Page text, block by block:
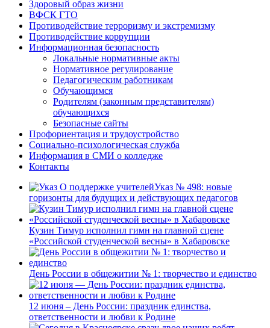
Здоровый образ жизни
ВФСК ГТО
Противодействие терроризму и экстремизму
Противодействие коррупции
Информационная безопасность
Локальные нормативные акты
Нормативное регулирование
Педагогическим работникам
Обучающимся
Родителям (законным представителям)
обучающихся
Безопасные сайты
Профориентация и трудоустройство
Социально-психологическая служба
Информация в СМИ о колледже
Контакты
Указ № 498: новые
горизонты для будущих и действующих педагогов
Кузин Тимур исполнил гимн на главной сцене
«Российской студенческой весны» в Хабаровске
День России в общежитии № 1: творчество и единство
12 июня – День России: праздник единства,
ответственности и любви к Родине